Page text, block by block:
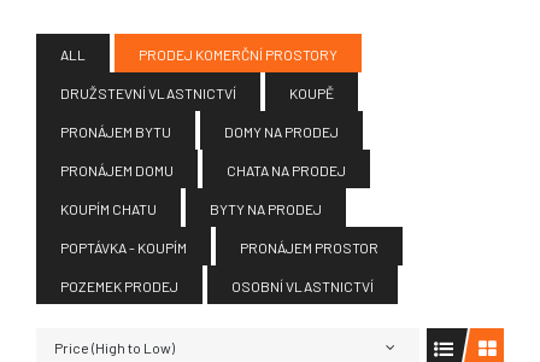
ALL PRODEJ KOMERČNÍ PROSTORY
DRUŽSTEVNÍ VLASTNICTVÍ KOUPĚ
PRONÁJEM BYTU DOMY NA PRODEJ
PRONÁJEM DOMU CHATA NA PRODEJ
KOUPÍM CHATU BYTY NA PRODEJ
POPTÁVKA - KOUPÍM PRONÁJEM PROSTOR
POZEMEK PRODEJ OSOBNÍ VLASTNICTVÍ
Price (High to Low)